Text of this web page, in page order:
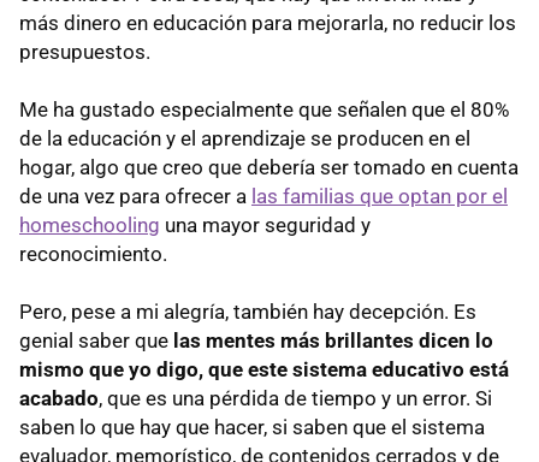
más dinero en educación para mejorarla, no reducir los
presupuestos.
Me ha gustado especialmente que señalen que el 80%
de la educación y el aprendizaje se producen en el
hogar, algo que creo que debería ser tomado en cuenta
de una vez para ofrecer a las familias que optan por el
homeschooling una mayor seguridad y
reconocimiento.
Pero, pese a mi alegría, también hay decepción. Es
genial saber que las mentes más brillantes dicen lo
mismo que yo digo, que este sistema educativo está
acabado, que es una pérdida de tiempo y un error. Si
saben lo que hay que hacer, si saben que el sistema
evaluador, memorístico, de contenidos cerrados y de